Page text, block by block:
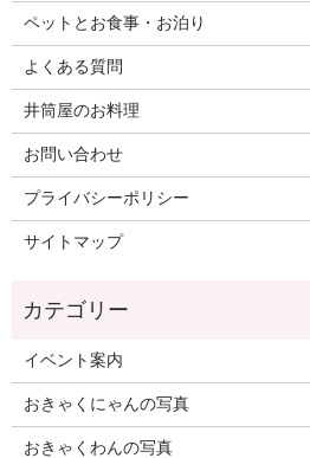
ペットとお食事・お泊り
よくある質問
井筒屋のお料理
お問い合わせ
プライバシーポリシー
サイトマップ
イベント案内
おきゃくにゃんの写真
おきゃくわんの写真